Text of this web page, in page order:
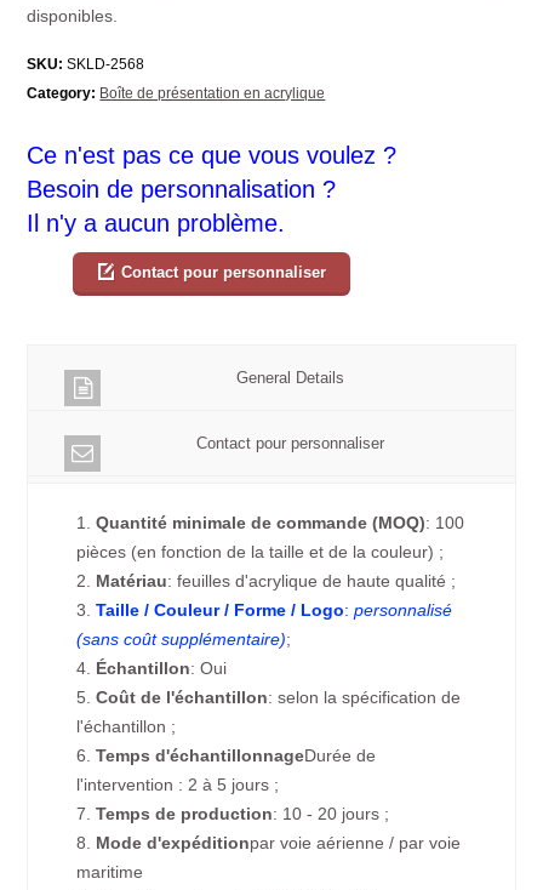
disponibles.
SKU: SKLD-2568
Category: Boîte de présentation en acrylique
Ce n'est pas ce que vous voulez ?
Besoin de personnalisation ?
Il n'y a aucun problème.
Contact pour personnaliser
General Details
Contact pour personnaliser
1.Quantité minimale de commande (MOQ): 100
pièces (en fonction de la taille et de la couleur) ;
2. Matériau: feuilles d'acrylique de haute qualité ;
3.Taille / Couleur / Forme / Logo:personnalisé
(sans coût supplémentaire);
4. Échantillon: Oui
5.Coût de l'échantillon: selon la spécification de
l'échantillon ;
6.Temps d'échantillonnageDurée de
l'intervention : 2 à 5 jours ;
7.Temps de production: 10 - 20 jours ;
8. Mode d'expéditionpar voie aérienne / par voie
maritime